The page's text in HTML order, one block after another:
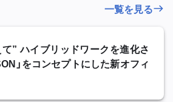
” ハイブリッドワークを進化さ
」をコンセプトにした新オフィ
一覧を見る